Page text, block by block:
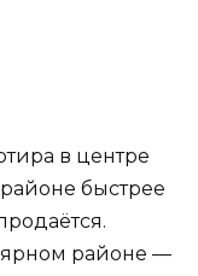
в центре
быстрее
районе —